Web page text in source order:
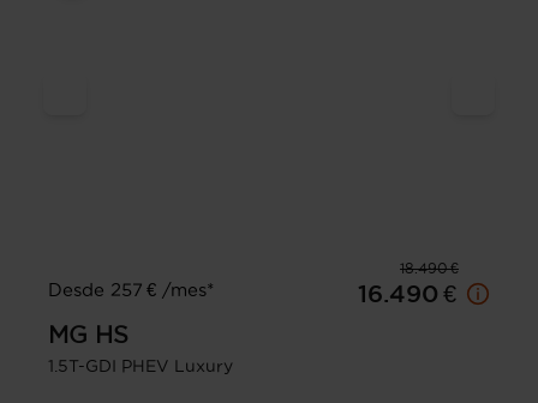
18.490 €
Desde 257 € /mes*
16.490 €
MG HS
1.5T-GDI PHEV Luxury